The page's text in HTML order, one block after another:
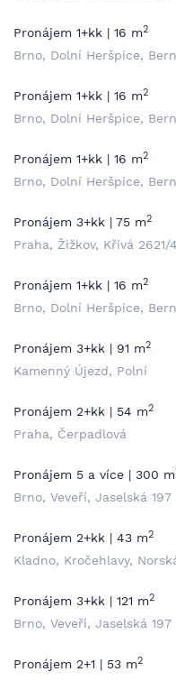
Pronájem 1+kk | 16 m2
Brno, Dolní Heršpice,
Pronájem 1+kk | 16 m2
Brno, Dolní Heršpice,
Pronájem 1+kk | 16 m2
Brno, Dolní Heršpice,
Pronájem 3+kk | 75 m2
Praha, Žižkov, Křivá 2621/4
Pronájem 1+kk | 16 m2
Brno, Dolní Heršpice,
Pronájem 3+kk | 91 m2
Kamenný Újezd, Polní
Pronájem 2+kk | 54 m2
Praha, Čerpadlová
Pronájem 5 a více | 300 m
Brno, Veveří, Jaselská 197
Pronájem 2+kk | 43 m2
Kladno, Kročehlavy,
Pronájem 3+kk | 121 m2
Brno, Veveří, Jaselská 197
Pronájem 2+1 | 53 m2